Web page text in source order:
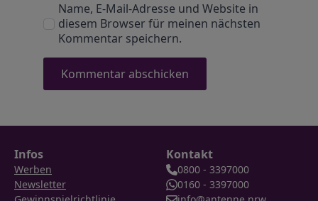
Name, E-Mail-Adresse und Website in
diesem Browser für meinen nächsten
Kommentar speichern.
Infos
Werben
Newsletter
Kontakt
0800 - 3397000
0160 - 3397000